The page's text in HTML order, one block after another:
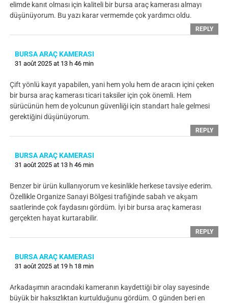
elimde kanıt olması için kaliteli bir bursa araç kamerası almayı
düşünüyorum. Bu yazı karar vermemde çok yardımcı oldu.
REPLY
BURSA ARAÇ KAMERASI
31 août 2025 at 13 h 46 min
Çift yönlü kayıt yapabilen, yani hem yolu hem de aracın içini çeken
bir bursa araç kamerası ticari taksiler için çok önemli. Hem
sürücünün hem de yolcunun güvenliği için standart hale gelmesi
gerektiğini düşünüyorum.
REPLY
BURSA ARAÇ KAMERASI
31 août 2025 at 13 h 46 min
Benzer bir ürün kullanıyorum ve kesinlikle herkese tavsiye ederim.
Özellikle Organize Sanayi Bölgesi trafiğinde sabah ve akşam
saatlerinde çok faydasını gördüm. İyi bir bursa araç kamerası
gerçekten hayat kurtarabilir.
REPLY
BURSA ARAÇ KAMERASI
31 août 2025 at 19 h 18 min
Arkadaşımın aracındaki kameranın kaydettiği bir olay sayesinde
büyük bir haksızlıktan kurtulduğunu gördüm. O günden beri en